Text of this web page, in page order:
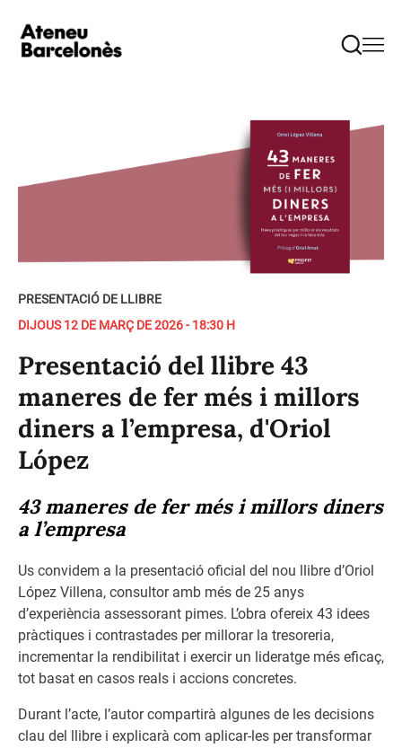
PRESENTACIÓ DE LLIBRE
DIJOUS 12 DE MARÇ DE 2026 - 18:30 H
Presentació del llibre 43
maneres de fer més i millors
diners a l’empresa, d'Oriol
López
43 maneres de fer més i millors diners
a l’empresa
Us convidem a la presentació oficial del nou llibre d’Oriol
López Villena, consultor amb més de 25 anys
d’experiència assessorant pimes. L’obra ofereix 43 idees
pràctiques i contrastades per millorar la tresoreria,
incrementar la rendibilitat i exercir un lideratge més eficaç,
tot basat en casos reals i accions concretes.
Durant l’acte, l’autor compartirà algunes de les decisions
clau del llibre i explicarà com aplicar-les per transformar